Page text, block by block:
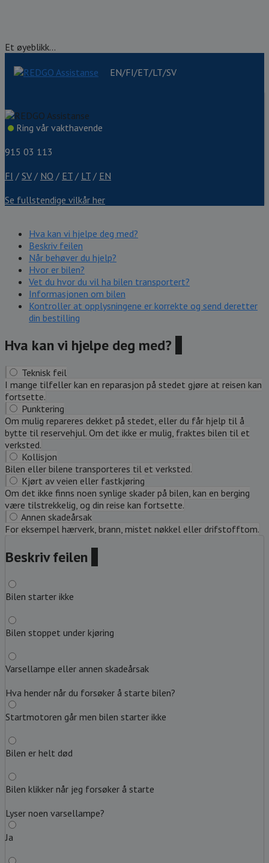
Et øyeblikk...
EN/FI/ET/LT/SV
Ring vår vakthavende
915 03 113
FI / SV / NO / ET / LT / EN
Se fullstendige vilkår her
Hva kan vi hjelpe deg med?
Beskriv feilen
Når behøver du hjelp?
Hvor er bilen?
Vet du hvor du vil ha bilen transportert?
Informasjonen om bilen
Kontroller at opplysningene er korrekte og send deretter
din bestilling
Hva kan vi hjelpe deg med?
Teknisk feil
I mange tilfeller kan en reparasjon på stedet gjøre at reisen kan
fortsette.
Punktering
Om mulig repareres dekket på stedet, eller du får hjelp til å
bytte til reservehjul. Om det ikke er mulig, fraktes bilen til et
verksted.
Kollisjon
Bilen eller bilene transporteres til et verksted.
Kjørt av veien eller fastkjøring
Om det ikke finns noen synlige skader på bilen, kan en berging
være tilstrekkelig, og din reise kan fortsette.
Annen skadeårsak
For eksempel hærverk, brann, mistet nøkkel eller drifstofftom.
Beskriv feilen
Bilen starter ikke
Bilen stoppet under kjøring
Varsellampe eller annen skadeårsak
Hva hender når du forsøker å starte bilen?
Startmotoren går men bilen starter ikke
Bilen er helt død
Bilen klikker når jeg forsøker å starte
Lyser noen varsellampe?
Ja